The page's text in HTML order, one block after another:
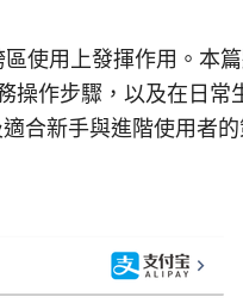
使用上發揮作用。本
操作步驟，以及在日常
合新手與進階使用者